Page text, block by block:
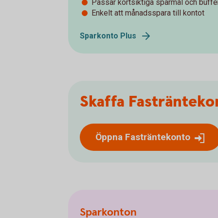
Passar kortsiktiga sparmål och
Enkelt att månadsspara till kontot
Sparkonto Plus
Skaffa
Öppna Fasträntekonto
Sparkonton